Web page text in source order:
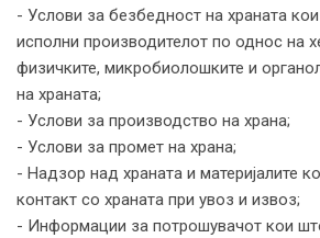
- Услови за безбедност на храната
исполни производителот по однос на
физичките, микробиолошките и
на храната;
- Услови за производство на храна;
- Услови за промет на храна;
- Надзор над храната и материјалите
контакт со храната при увоз и извоз;
- Информации за потрошувачот кои